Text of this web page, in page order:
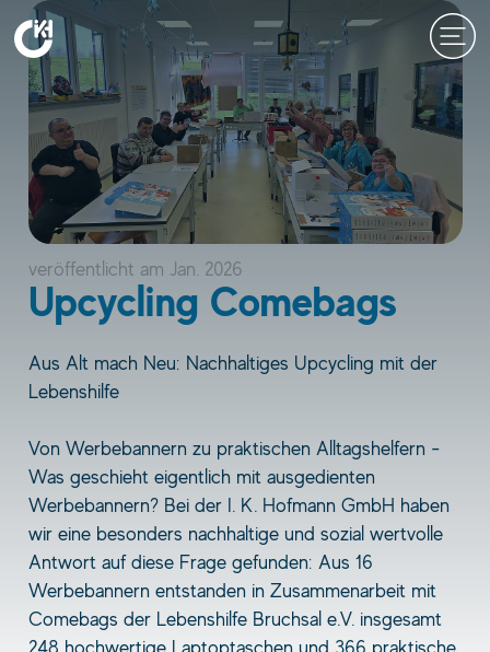
Zum
Inhalt
springen
veröffentlicht am Jan. 2026
Upcycling Comebags
Aus Alt mach Neu: Nachhaltiges Upcycling mit der
Lebenshilfe
Von Werbebannern zu praktischen Alltagshelfern -
Was geschieht eigentlich mit ausgedienten
Werbebannern? Bei der I. K. Hofmann GmbH haben
wir eine besonders nachhaltige und sozial wertvolle
Antwort auf diese Frage gefunden: Aus 16
Werbebannern entstanden in Zusammenarbeit mit
Comebags der Lebenshilfe Bruchsal e.V. insgesamt
248 hochwertige Laptoptaschen und 366 praktische